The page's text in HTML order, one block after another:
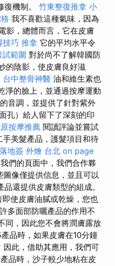
機制。 竹東整復推拿 小
我不喜歡這種氣味，因為
影，總體而言，它在皮膚
巧 推拿 它的平均水平令
範圍 對於尚不了解韓國防
的陰影，使皮膚良好滋
台中整骨神醫 油和維生素也
淨的臉上，並通過按摩運動
音調，並提供了針對紫外
孔）給人留下了深刻的印
按摩推薦 閱讀評論並嘗試
美髮產品，護髮項目和待
地簽 外燴 台北 on page
們的頁面中，我們合作夥
圖像僅提供信息，並且可以
還提供皮膚類型的組成。
即使皮膚油膩或乾燥，您也
許多面部防曬產品的作用不
同，因此您不會將潤膚露放
產品時，如果皮膚在10分鐘
因此，借助其應用，我們可
品時，沙子較少地粘在皮